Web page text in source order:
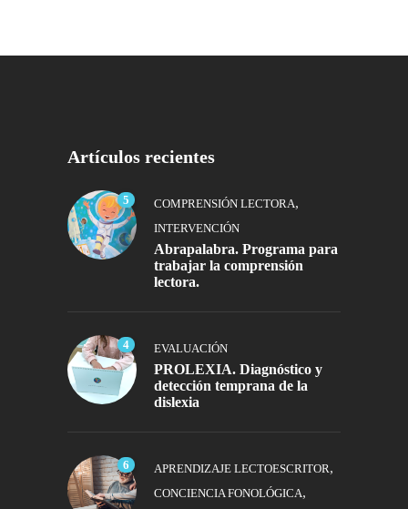
Artículos recientes
5 COMPRENSIÓN LECTORA,
INTERVENCIÓN
Abrapalabra. Programa para
trabajar la comprensión
lectora.
4 EVALUACIÓN
PROLEXIA. Diagnóstico y
detección temprana de la
dislexia
6 APRENDIZAJE LECTOESCRITOR,
CONCIENCIA FONOLÓGICA,